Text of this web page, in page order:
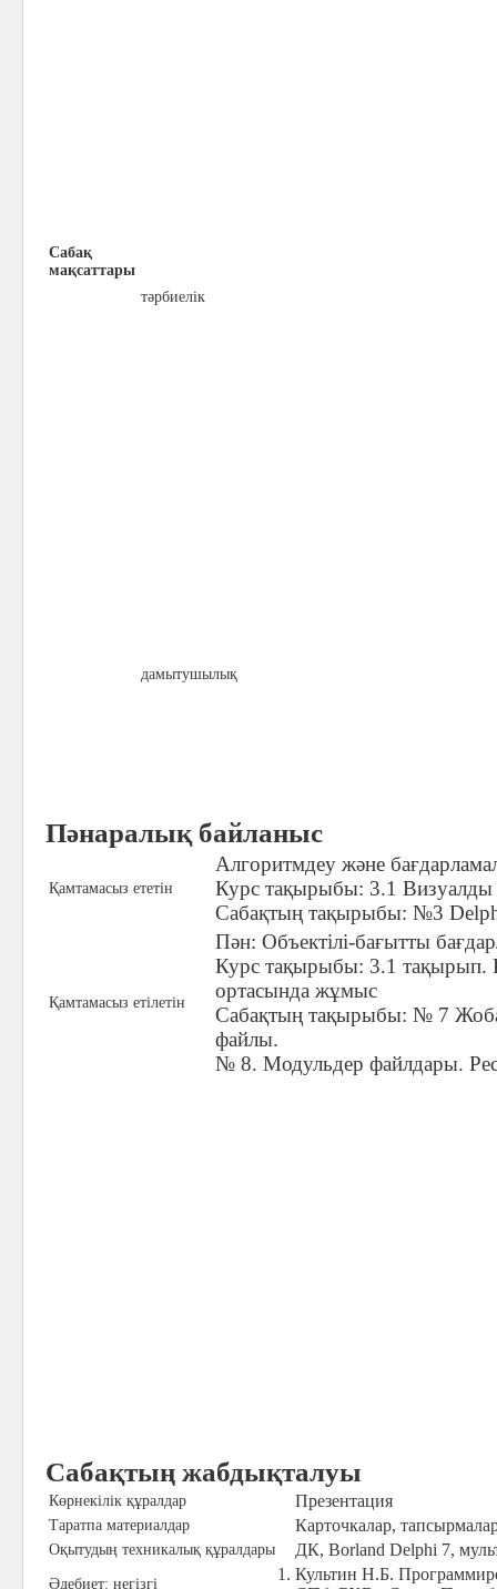
Сабақ
мақсаттары
тәрбиелік
дамытушылық
Пәнаралық байланыс
Қамтамасыз ететін
Алгоритмдеу және
Курс тақырыбы: 3.1 Визуалды
Сабақтың тақырыбы: №3
Қамтамасыз етілетін
Пән: Объектілі-бағытты
Курс тақырыбы: 3.1 тақырып.
ортасында жұмыс
Сабақтың тақырыбы: № 7
файлы.
№ 8. Модульдер файлдары.
Сабақтың жабдықталуы
Көрнекілік құралдар Презентация
Таратпа материалдар Карточкалар,
Оқытудың техникалық құралдары ДК, Borland Delphi 7,
Әдебиет: негізгі
Культин Н.Б.